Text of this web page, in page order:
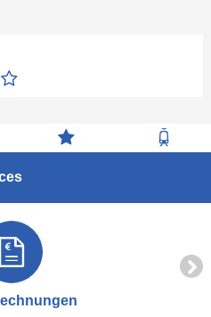
Zum
Feedback
Zur